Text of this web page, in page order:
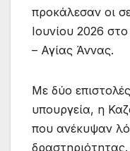
προκάλεσαν οι
Ιουνίου 2026
– Αγίας Άννας.
Με δύο
υπουργεία, η
που ανέκυψαν